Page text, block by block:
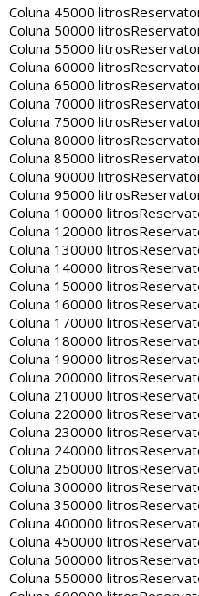
Coluna 45000 litros
Coluna 50000 litros
Coluna 55000 litros
Coluna 60000 litros
Coluna 65000 litros
Coluna 70000 litros
Coluna 75000 litros
Coluna 80000 litros
Coluna 85000 litros
Coluna 90000 litros
Coluna 95000 litros
Coluna 100000 litros
Coluna 120000 litros
Coluna 130000 litros
Coluna 140000 litros
Coluna 150000 litros
Coluna 160000 litros
Coluna 170000 litros
Coluna 180000 litros
Coluna 190000 litros
Coluna 200000 litros
Coluna 210000 litros
Coluna 220000 litros
Coluna 230000 litros
Coluna 240000 litros
Coluna 250000 litros
Coluna 300000 litros
Coluna 350000 litros
Coluna 400000 litros
Coluna 450000 litros
Coluna 500000 litros
Coluna 550000 litros